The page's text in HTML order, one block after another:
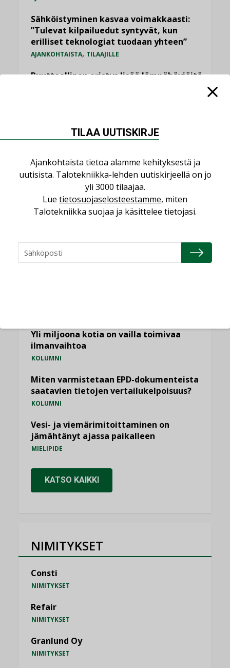
Sähköistyminen kasvaa voimakkaasti:
”Tulevat kilpailuedut syntyvät, kun
erilliset teknologiat tuodaan yhteen”
AJANKOHTAISTA, TILAAJILLE
Puutteellinen eristys lisää lämpöhäviöitä
LEHDEN ARTIKKELIT,TILAAJILLE
KATSO KAIKKI
Puheista tekoihin – uusin teknologia
käyttöön kiinteistöissä
Yli miljoona kotia on vailla toimivaa
ilmanvaihtoa
KOLUMNI
Miten varmistetaan EPD-dokumenteista
saatavien tietojen vertailukelpoisuus?
KOLUMNI
Vesi- ja viemärimitoittaminen on
jämähtänyt ajassa paikalleen
MIELIPIDE
KATSO KAIKKI
NIMITYKSET
Consti
NIMITYKSET
Refair
NIMITYKSET
Granlund Oy
NIMITYKSET
TILAA UUTISKIRJE
Ajankohtaista tietoa alamme kehityksestä ja
uutisista. Talotekniikka-lehden uutiskirjeellä on jo
yli 3000 tilaajaa.
Lue tietosuojaselosteestamme, miten
Talotekniikka suojaa ja käsittelee tietojasi.